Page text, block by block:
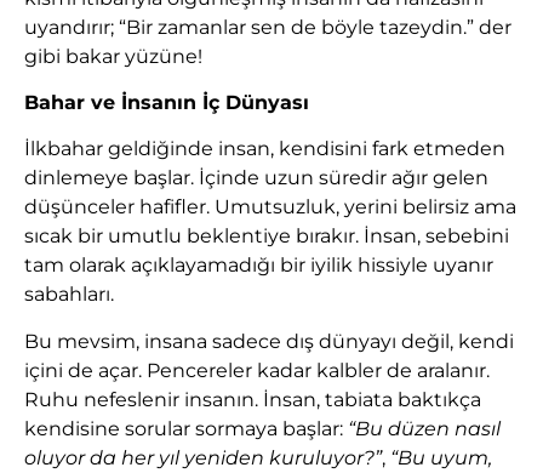
uyandırır; “Bir zamanlar sen de böyle tazeydin.” der
gibi bakar yüzüne!
Bahar ve İnsanın İç Dünyası
İlkbahar geldiğinde insan, kendisini fark etmeden
dinlemeye başlar. İçinde uzun süredir ağır gelen
düşünceler hafifler. Umutsuzluk, yerini belirsiz ama
sıcak bir umutlu beklentiye bırakır. İnsan, sebebini
tam olarak açıklayamadığı bir iyilik hissiyle uyanır
sabahları.
Bu mevsim, insana sadece dış dünyayı değil, kendi
içini de açar. Pencereler kadar kalbler de aralanır.
Ruhu nefeslenir insanın. İnsan, tabiata baktıkça
kendisine sorular sormaya başlar: “Bu düzen nasıl
oluyor da her yıl yeniden kuruluyor?”, “Bu uyum,